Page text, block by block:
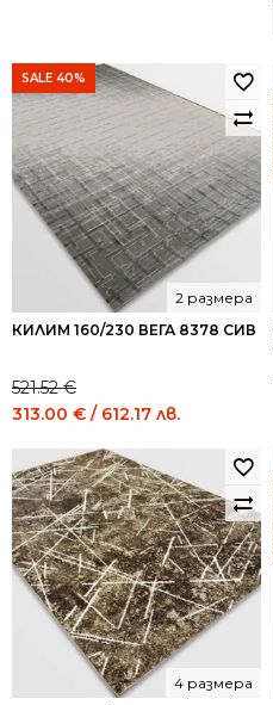
SALE 40%
КИЛИМ 160/230 ВЕГА 8378 СИВ
2 размера
521.52€
Original
was:
521.52 €
/
1,020.00
лв..
313.00 € / 612.17 лв.
313.00 €
/
612.17
лв..
4 размера